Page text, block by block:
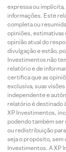
expressa ou
informações. Este
completa ou
opiniões,
opinião atual do
divulgação e estão,
Investimentos não
relatório e de
certifica que as
exclusiva, suas
independente e
relatório é destinado
XP Investimentos,
podendo também ser
ou redistribuição
seja o propósito,
Investimentos. A XP